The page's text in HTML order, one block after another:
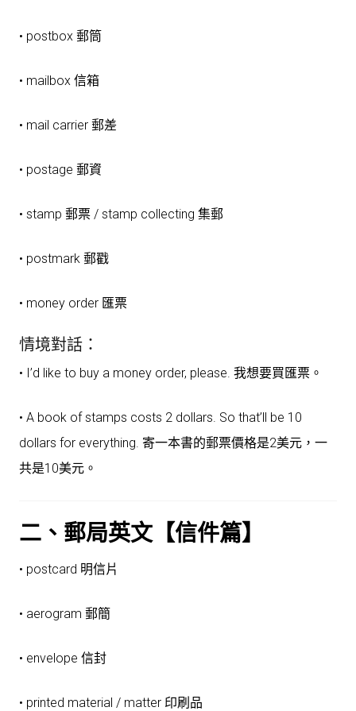
• postbox 郵筒
• mailbox 信箱
• mail carrier 郵差
• postage 郵資
• stamp 郵票 / stamp collecting 集郵
• postmark 郵戳
• money order 匯票
情境對話：
• I’d like to buy a money order, please. 我想要買匯票。
• A book of stamps costs 2 dollars. So that’ll be 10
dollars for everything. 寄一本書的郵票價格是2美元，一
共是10美元。
二、郵局英文【信件篇】
• postcard 明信片
• aerogram 郵簡
• envelope 信封
• printed material / matter 印刷品